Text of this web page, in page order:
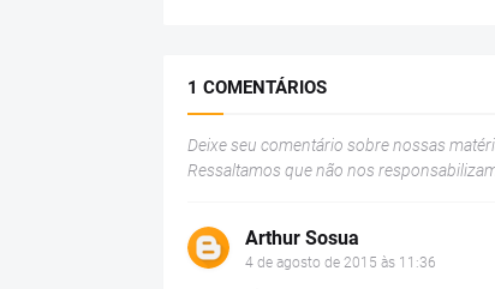
1 COMENTÁRIOS
Deixe seu comentário sobre nossas
Ressaltamos que não nos
Arthur Sosua
4 de agosto de 2015 às 11:36